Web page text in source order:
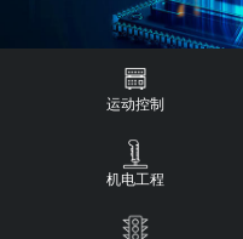
运动控制
机电工程